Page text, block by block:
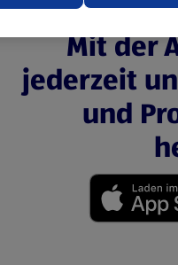
Mit der
jederzeit
und
Datenschutzerklärungen